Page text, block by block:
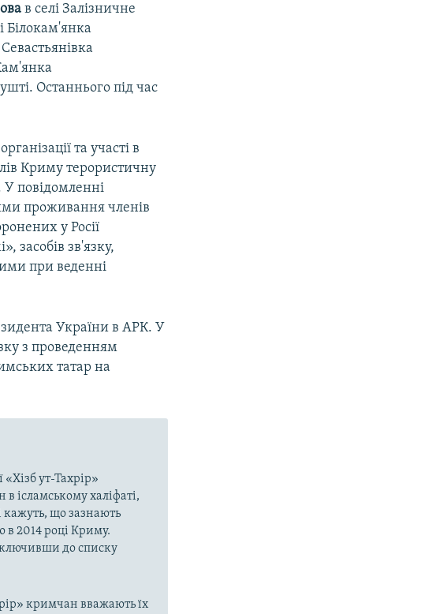
в селі Залізничне
Білокам'янка
Севастьянівка
Останнього під час
та участі в
Криму терористичну
У повідомленні
проживання членів
у Росії
засобів зв'язку,
при веденні
України в АРК​. У
з проведенням
татар на
ут-Тахрір»
ісламському халіфаті,
кажуть, що зазнають
в 2014 році Криму.
до списку
кримчан вважають їх